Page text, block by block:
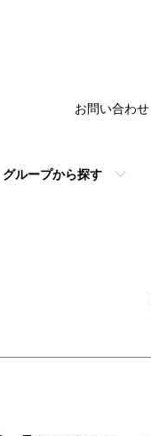
グループから探す
お問い合わせ